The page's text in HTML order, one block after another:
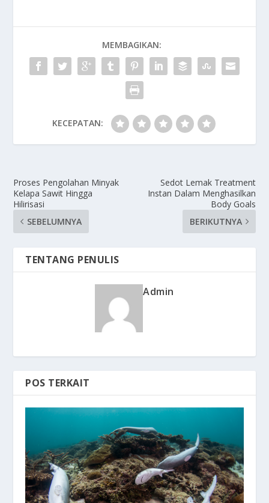
MEMBAGIKAN:
KECEPATAN:
Proses Pengolahan Minyak
Kelapa Sawit Hingga
Hilirisasi
SEBELUMNYA
Sedot Lemak Treatment
Instan Dalam Menghasilkan
Body Goals
BERIKUTNYA
TENTANG PENULIS
Admin
POS TERKAIT